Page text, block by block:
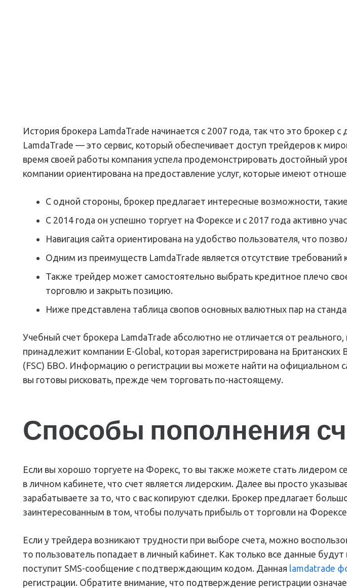
История брокера LamdaTrade начинается с 2007 года, так что это
LamdaTrade — это сервис, который обеспечивает доступ трейдеров к
время своей работы компания успела продемонстрировать достойный
компании ориентирована на предоставление услуг, которые имеют
С одной стороны, брокер предлагает интересные возможности,
С 2014 года он успешно торгует на Форексе и с 2017 года активно
Навигация сайта ориентирована на удобство пользователя, что
Одним из преимуществ LamdaTrade является отсутствие
Также трейдер может самостоятельно выбрать кредитное плечо
торговлю и закрыть позицию.
Ниже представлена таблица свопов основных валютных пар на
Учебный счет брокера LamdaTrade абсолютно не отличается от
принадлежит компании E-Global, которая зарегистрирована на
(FSC) БВО. Информацию о регистрации вы можете найти на официальном
вы готовы рисковать, прежде чем торговать по-настоящему.
Способы пополнения
Если вы хорошо торгуете на Форекс, то вы также можете стать лидером
в личном кабинете, что счет является лидерским. Далее вы просто
зарабатываете за то, что с вас копируют сделки. Брокер предлагает
заинтересованным в том, чтобы получать прибыль от торговли на
Если у трейдера возникают трудности при выборе счета, можно
то пользователь попадает в личный кабинет. Как только все данные
поступит SMS-сообщение с подтверждающим кодом. Данная lamdatrade
регистрации. Обратите внимание, что подтверждение регистрации